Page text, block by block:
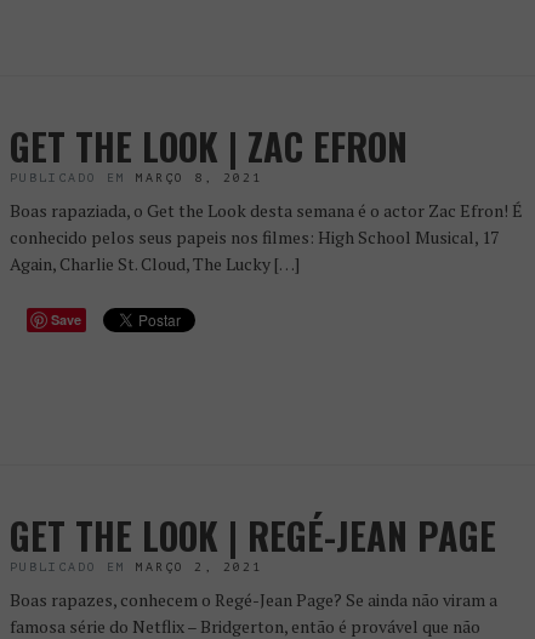
GET THE LOOK | ZAC EFRON
PUBLICADO EM MARÇO 8, 2021
Boas rapaziada, o Get the Look desta semana é o actor Zac Efron! É
conhecido pelos seus papeis nos filmes: High School Musical, 17
Again, Charlie St. Cloud, The Lucky […]
Save
GET THE LOOK | REGÉ-JEAN PAGE
PUBLICADO EM MARÇO 2, 2021
Boas rapazes, conhecem o Regé-Jean Page? Se ainda não viram a
famosa série do Netflix – Bridgerton, então é provável que não